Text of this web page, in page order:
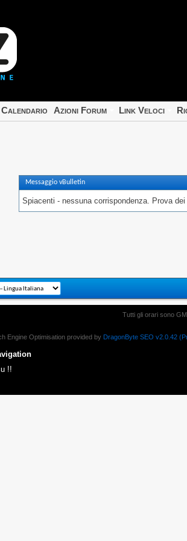
Calendario Azioni Forum Link Veloci
Messaggio vBulletin
Spiacenti - nessuna corrispondenza. Prova
Tutti gli orari sono
Engine Optimisation provided by DragonByte SEO v2.0.42
!!